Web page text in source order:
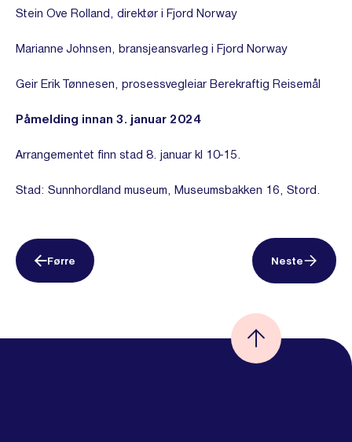
Stein Ove Rolland, direktør i Fjord Norway
Marianne Johnsen, bransjeansvarleg i Fjord Norway
Geir Erik Tønnesen, prosessvegleiar Berekraftig Reisemål
Påmelding innan 3. januar 2024
Arrangementet finn stad 8. januar kl 10-15.
Stad: Sunnhordland museum, Museumsbakken 16, Stord.
Førre Neste